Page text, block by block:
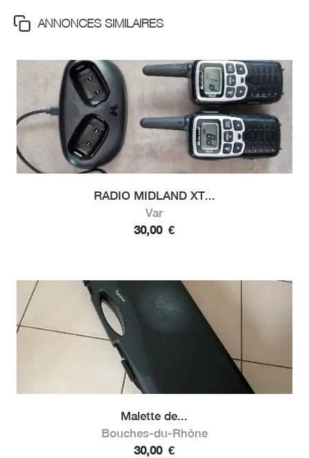
ANNONCES SIMILAIRES
RADIO MIDLAND XT...
Var
30,00 €
Malette de...
Bouches-du-Rhône
30,00 €